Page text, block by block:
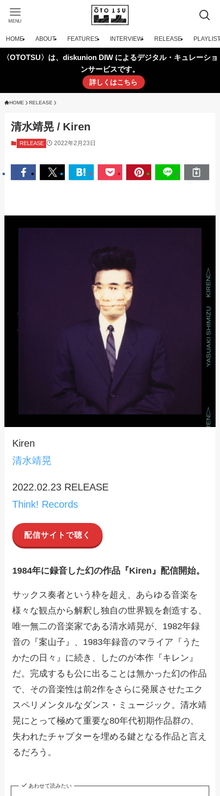
MENU
HOME ABOUT FEATURES INTERVIEW RELEASE PLAYLIST
〈OTOTSU〉は、diskunion DIW によるデジタル・キュレーショ
ンサービスです。
詳しくはこちら
HOME RELEASE
清水靖晃 / Kiren
RELEASE 2022年2月23日
Kiren
清水靖晃
2022.02.23 RELEASE
Think! Records
配信サイトで聴く
1984年に録音した幻の作品『Kiren』配信開始。
サックス奏者という枠を超え、あらゆる音楽を
様々な観点から解釈し独自の世界観を創造する、
唯一無二の音楽家である清水靖晃が、1982年録
音の『案山子』、1983年録音のマライア『うた
かたの日々』に続き、したのが本作『キレン』
だ。完成するも公に出ることは無かった幻の作品
で、その音楽性は前2作をさらに発展させたエク
スペリメンタルなダンス・ミュージック。清水靖
晃にとって極めて重要な80年代初期作品群の、
失われたチャプターを埋める鍵となる作品と言え
るだろう。
あわせて読みたい